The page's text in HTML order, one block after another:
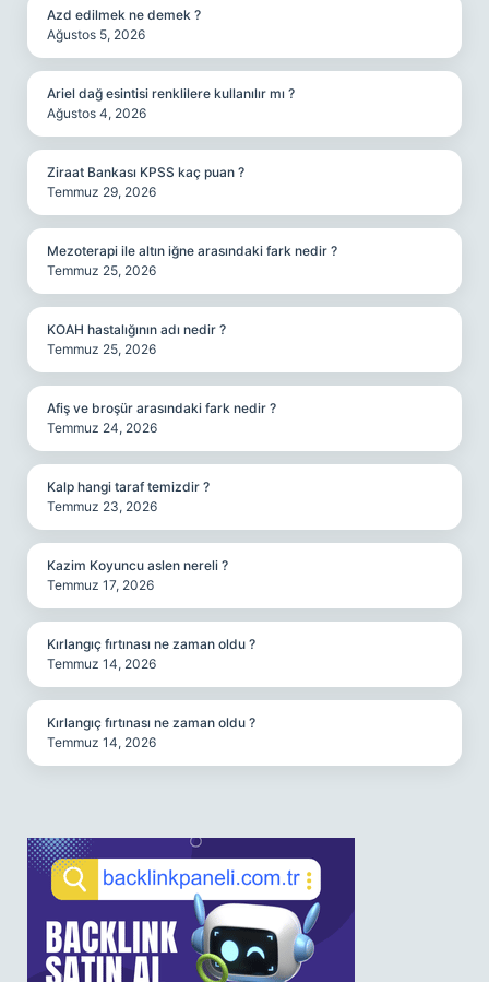
Azd edilmek ne demek ?
Ağustos 5, 2026
Ariel dağ esintisi renklilere kullanılır mı ?
Ağustos 4, 2026
Ziraat Bankası KPSS kaç puan ?
Temmuz 29, 2026
Mezoterapi ile altın iğne arasındaki fark nedir ?
Temmuz 25, 2026
KOAH hastalığının adı nedir ?
Temmuz 25, 2026
Afiş ve broşür arasındaki fark nedir ?
Temmuz 24, 2026
Kalp hangi taraf temizdir ?
Temmuz 23, 2026
Kazim Koyuncu aslen nereli ?
Temmuz 17, 2026
Kırlangıç fırtınası ne zaman oldu ?
Temmuz 14, 2026
Kırlangıç fırtınası ne zaman oldu ?
Temmuz 14, 2026